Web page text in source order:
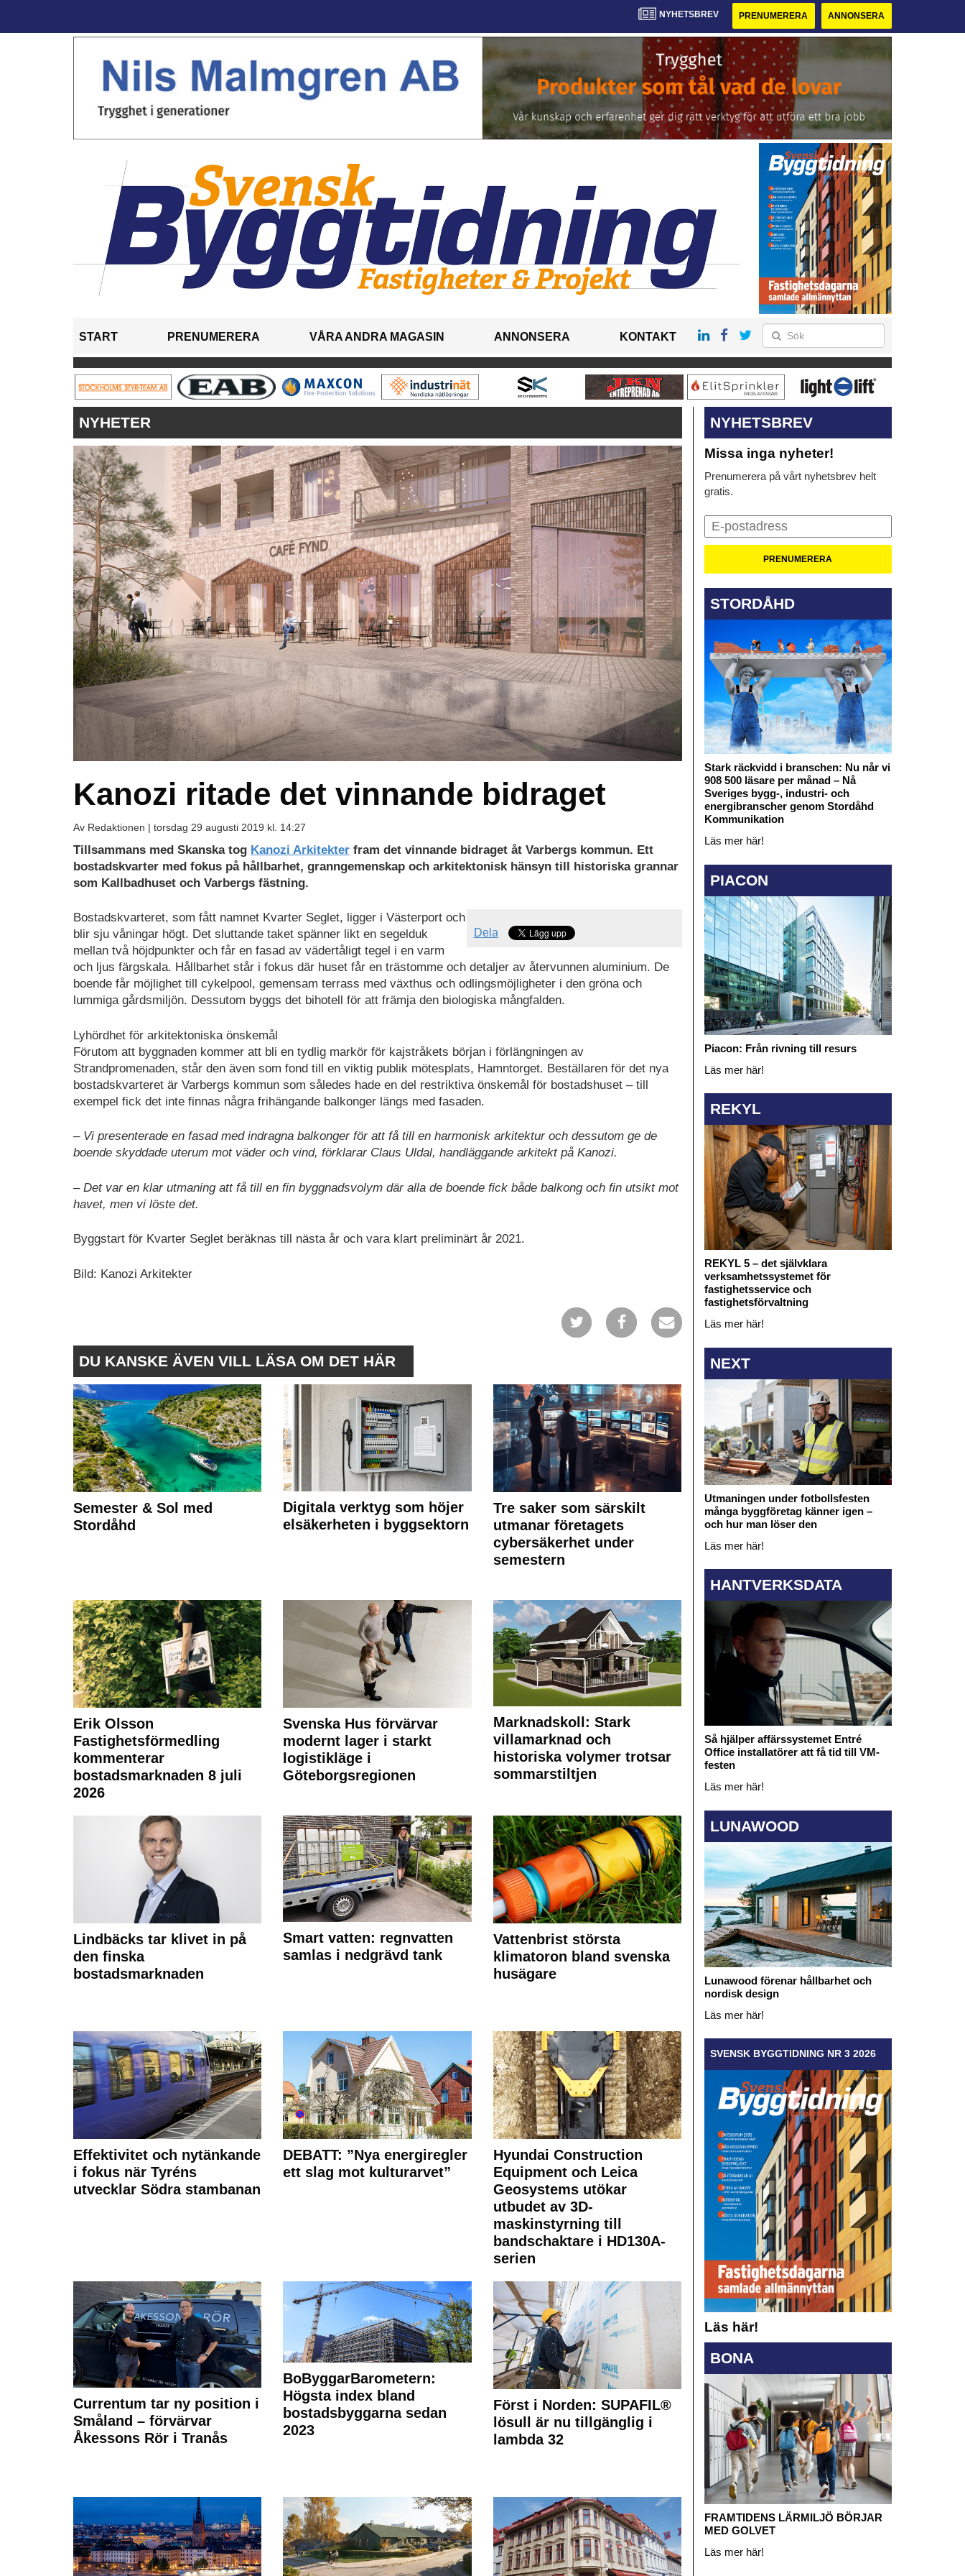
NYHETSBREV PRENUMERERA ANNONSERA
START PRENUMERERA VÅRA ANDRA MAGASIN ANNONSERA KONTAKT
NYHETER
Kanozi ritade det vinnande bidraget
Av Redaktionen | torsdag 29 augusti 2019 kl. 14:27
Tillsammans med Skanska tog Kanozi Arkitekter fram det vinnande bidraget åt Varbergs kommun. Ett
bostadskvarter med fokus på hållbarhet, granngemenskap och arkitektonisk hänsyn till historiska grannar
som Kallbadhuset och Varbergs fästning.
Dela
Bostadskvarteret, som fått namnet Kvarter Seglet, ligger i Västerport och
blir sju våningar högt. Det sluttande taket spänner likt en segelduk
mellan två höjdpunkter och får en fasad av vädertåligt tegel i en varm
och ljus färgskala. Hållbarhet står i fokus där huset får en trästomme och detaljer av återvunnen aluminium. De
boende får möjlighet till cykelpool, gemensam terrass med växthus och odlingsmöjligheter i den gröna och
lummiga gårdsmiljön. Dessutom byggs det bihotell för att främja den biologiska mångfalden.
Lyhördhet för arkitektoniska önskemål
Förutom att byggnaden kommer att bli en tydlig markör för kajstråkets början i förlängningen av
Strandpromenaden, står den även som fond till en viktig publik mötesplats, Hamntorget. Beställaren för det nya
bostadskvarteret är Varbergs kommun som således hade en del restriktiva önskemål för bostadshuset – till
exempel fick det inte finnas några frihängande balkonger längs med fasaden.
– Vi presenterade en fasad med indragna balkonger för att få till en harmonisk arkitektur och dessutom ge de
boende skyddade uterum mot väder och vind, förklarar Claus Uldal, handläggande arkitekt på Kanozi.
– Det var en klar utmaning att få till en fin byggnadsvolym där alla de boende fick både balkong och fin utsikt mot
havet, men vi löste det.
Byggstart för Kvarter Seglet beräknas till nästa år och vara klart preliminärt år 2021.
Bild: Kanozi Arkitekter
DU KANSKE ÄVEN VILL LÄSA OM DET HÄR
Semester & Sol med
Stordåhd
Digitala verktyg som höjer
elsäkerheten i byggsektorn
Tre saker som särskilt
utmanar företagets
cybersäkerhet under
semestern
Erik Olsson
Fastighetsförmedling
kommenterar
bostadsmarknaden 8 juli
2026
Svenska Hus förvärvar
modernt lager i starkt
logistikläge i
Göteborgsregionen
Marknadskoll: Stark
villamarknad och
historiska volymer trotsar
sommarstiltjen
Lindbäcks tar klivet in på
den finska
bostadsmarknaden
Smart vatten: regnvatten
samlas i nedgrävd tank
Vattenbrist största
klimatoron bland svenska
husägare
Effektivitet och nytänkande
i fokus när Tyréns
utvecklar Södra stambanan
DEBATT: ”Nya energiregler
ett slag mot kulturarvet”
Hyundai Construction
Equipment och Leica
Geosystems utökar
utbudet av 3D-
maskinstyrning till
bandschaktare i HD130A-
serien
Currentum tar ny position i
Småland – förvärvar
Åkessons Rör i Tranås
BoByggarBarometern:
Högsta index bland
bostadsbyggarna sedan
2023
Först i Norden: SUPAFIL®
lösull är nu tillgänglig i
lambda 32
NYHETSBREV
Missa inga nyheter!
Prenumerera på vårt nyhetsbrev helt
gratis.
STORDÅHD
Stark räckvidd i branschen: Nu når vi
908 500 läsare per månad – Nå
Sveriges bygg-, industri- och
energibranscher genom Stordåhd
Kommunikation
Läs mer här!
PIACON
Piacon: Från rivning till resurs
Läs mer här!
REKYL
REKYL 5 – det självklara
verksamhetssystemet för
fastighetsservice och
fastighetsförvaltning
Läs mer här!
NEXT
Utmaningen under fotbollsfesten
många byggföretag känner igen –
och hur man löser den
Läs mer här!
HANTVERKSDATA
Så hjälper affärssystemet Entré
Office installatörer att få tid till VM-
festen
Läs mer här!
LUNAWOOD
Lunawood förenar hållbarhet och
nordisk design
Läs mer här!
SVENSK BYGGTIDNING NR 3 2026
Läs här!
BONA
FRAMTIDENS LÄRMILJÖ BÖRJAR
MED GOLVET
Läs mer här!